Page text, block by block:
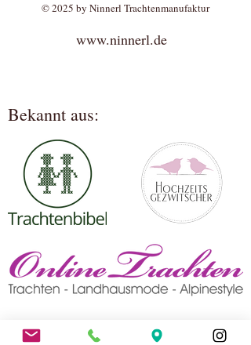
© 2025 by Ninnerl Trachtenmanufaktur
www.ninnerl.de
Bekannt aus: